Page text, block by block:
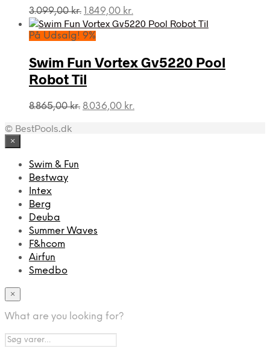
3.099,00kr. Den
oprindelige
pris
3.099,00 kr..
1.849,00 kr.
aktuelle
1.849,00 kr..
På Udsalg! 9%
Swim Fun Vortex Gv5220 Pool
Robot Til
8.865,00kr. Den
8.036,00 kr.
© BestPools.dk
×
Swim & Fun
Bestway
Intex
Berg
Deuba
Summer Waves
F&hcom
Airfun
Smedbo
×
What are you looking for?